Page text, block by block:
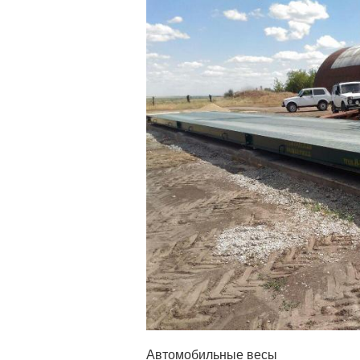
Автомобильные весы